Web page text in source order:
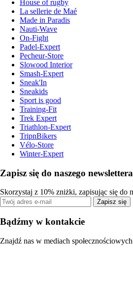
House of rugby
La sellerie de Maé
Made in Paradis
Nauti-Wave
On-Fight
Padel-Expert
Pecheur-Store
Slowood Interior
Smash-Expert
Sneak'In
Sneakids
Sport is good
Training-Fit
Trek Expert
Triathlon-Expert
TripnBikers
Vélo-Store
Winter-Expert
Zapisz się do naszego newslettera
Skorzystaj z 10% zniżki, zapisując się do
Zapisz się
Bądźmy w kontakcie
Znajdź nas w mediach społecznościowych